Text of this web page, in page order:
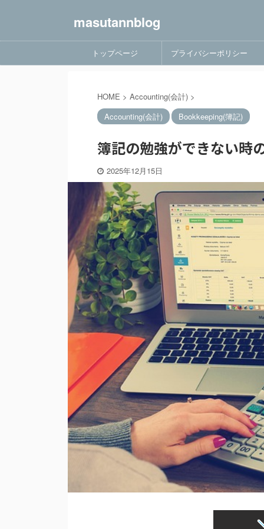
masutannblog
トップページ プライバシーポリシー
HOME > Accounting(会計) >
Accounting(会計)
Bookkeeping(簿記)
簿記の勉強ができない時
2025年12月15日